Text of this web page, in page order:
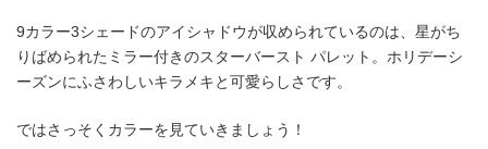
9カラー3シェードのアイシャドウが収められているのは、星がち
りばめられたミラー付きのスターバースト パレット。ホリデーシ
ーズンにふさわしいキラメキと可愛らしさです。
ではさっそくカラーを見ていきましょう！